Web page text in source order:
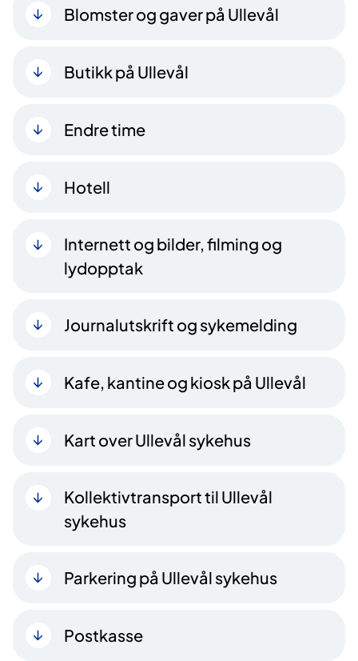
Blomster og gaver på Ullevål
Butikk på Ullevål
Endre time
Hotell
Internett og bilder, filming og
lydopptak
Journalutskrift og sykemelding
Kafe, kantine og kiosk på Ullevål
Kart over Ullevål sykehus
Kollektivtransport til Ullevål
sykehus
Parkering på Ullevål sykehus
Postkasse